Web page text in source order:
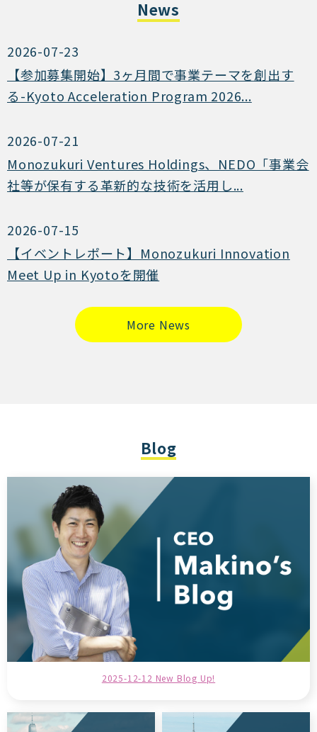
News
2026-07-23
【参加募集開始】3ヶ月間で事業テーマを創出す
る-Kyoto Acceleration Program 2026...
2026-07-21
Monozukuri Ventures Holdings、NEDO「事業会
社等が保有する革新的な技術を活用し...
2026-07-15
【イベントレポート】Monozukuri Innovation
Meet Up in Kyotoを開催
More News
Blog
2025-12-12 New Blog Up!